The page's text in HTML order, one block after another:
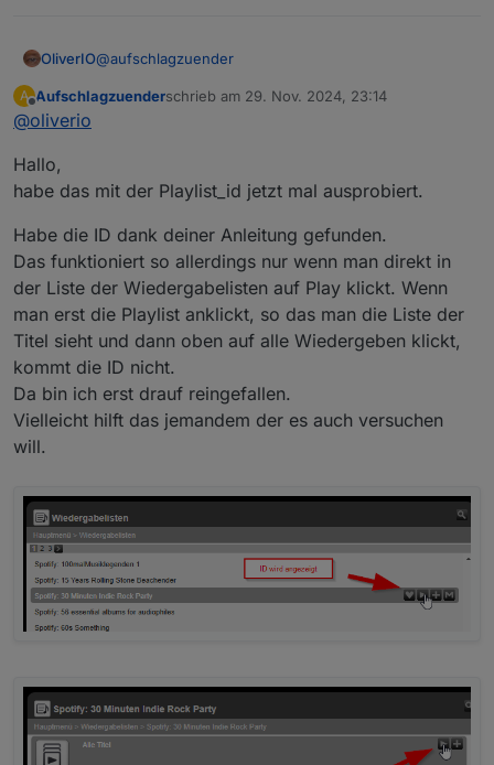
OliverIO@aufschlagzuender
super danke, das ist ein guter hinweis
developer tools schaut.
dazu zunächst die F12 drücken und im dann
auftauchenden fenster auf network gehen. ich bspw
verwende chrome (alle chromiumartigen sehen gleich
aus edge,opera,etc, firefox aber ähnlich)
dort kann man dann die requests filtern. hier "anyurl"
wenn man dann den request auswählt und auf
payload geht, kann man sehen was der browser an
den server sendet.
da müsste dann die playlist_id mit dabei sein.
wenn man dann den folgenden befehl im datenpunkt
cmdGeneral beim jeweiligen player eingibt (playlist id
dann entsprechend anpassen)
dann kann man die playlist abspielen.
die dokumentation dazu findet man hier,
dokuments
A
Offline
Aufschlagzuenderschrieb am 29. Nov. 2024, 23:14
zuletzt editiert von
@oliverio
Hallo,
habe das mit der Playlist_id jetzt mal ausprobiert.
Habe die ID dank deiner Anleitung gefunden.
Das funktioniert so allerdings nur wenn man direkt in
der Liste der Wiedergabelisten auf Play klickt. Wenn
man erst die Playlist anklickt, so das man die Liste der
Titel sieht und dann oben auf alle Wiedergeben klickt,
kommt die ID nicht.
Da bin ich erst drauf reingefallen.
Vielleicht hilft das jemandem der es auch versuchen
will.